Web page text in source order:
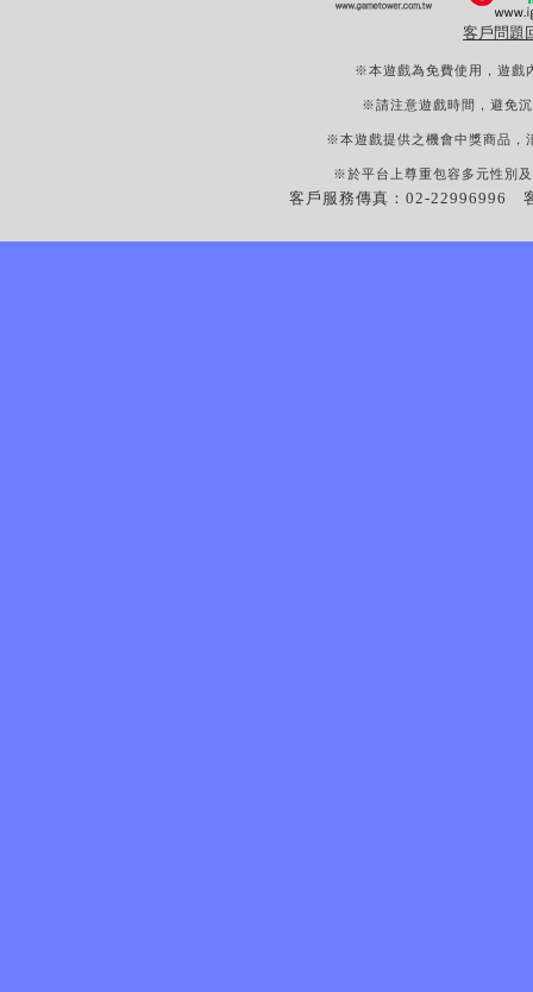
客戶問題
※本遊戲為免費使用，遊戲
※請注意遊戲時間，避免
※本遊戲提供之機會中獎商品，
※於平台上尊重包容多元性別
客戶服務傳真：02-22996996